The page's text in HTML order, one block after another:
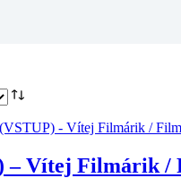
– Vítej Filmárik /